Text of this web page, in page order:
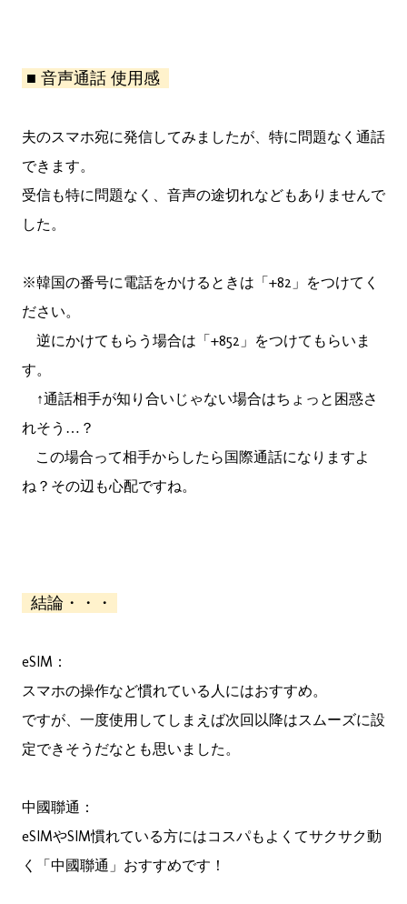
■ 音声通話 使用感
夫のスマホ宛に発信してみましたが、特に問題なく通話
できます。
受信も特に問題なく、音声の途切れなどもありませんで
した。
※韓国の番号に電話をかけるときは「+82」をつけてく
ださい。
逆にかけてもらう場合は「+852」をつけてもらいま
す。
↑通話相手が知り合いじゃない場合はちょっと困惑さ
れそう…？
この場合って相手からしたら国際通話になりますよ
ね？その辺も心配ですね。
結論・・・
eSIM：
スマホの操作など慣れている人にはおすすめ。
ですが、一度使用してしまえば次回以降はスムーズに設
定できそうだなとも思いました。
中國聯通：
eSIMやSIM慣れている方にはコスパもよくてサクサク動
く「中國聯通」おすすめです！